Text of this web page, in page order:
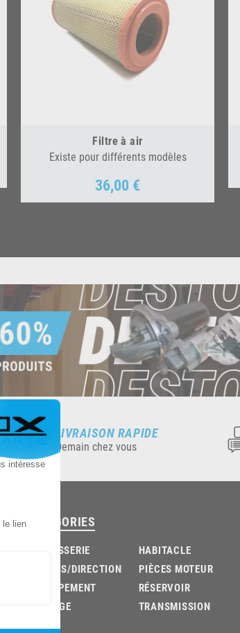
Filtre à air
Existe pour différents modèles
Prix
36,00 €
LIVRAISON RAPIDE
Demain chez vous
CATÉGORIES
CARROSSERIE
CHASSIS/DIRECTION
ECHAPPEMENT
FREINAGE
HABITACLE
PIÈCES MOTEUR
RÉSERVOIR
TRANSMISSION